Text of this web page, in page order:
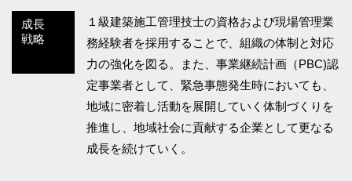
成長
戦略
１級建築施工管理技士の資格および現場管理業
務経験者を採用することで、組織の体制と対応
力の強化を図る。また、事業継続計画（PBC)認
定事業者として、緊急事態発生時においても、
地域に密着し活動を展開していく体制づくりを
推進し、地域社会に貢献する企業として更なる
成長を続けていく。